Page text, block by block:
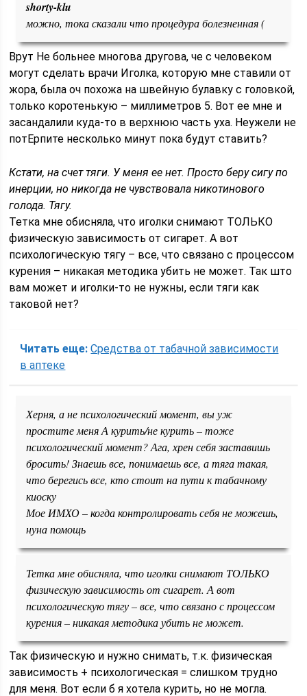
shorty-klu
можно, тока сказали что процедура болезненная (
Врут Не больнее многова другова, че с человеком
могут сделать врачи Иголка, которую мне ставили от
жора, была оч похожа на швейную булавку с головкой,
только коротенькую – миллиметров 5. Вот ее мне и
засандалили куда-то в верхнюю часть уха. Неужели не
потЕрпите несколько минут пока будут ставить?
Кстати, на счет тяги. У меня ее нет. Просто беру сигу по
инерции, но никогда не чувствовала никотинового
голода. Тягу.
Тетка мне обисняла, что иголки снимают ТОЛЬКО
физическую зависимость от сигарет. А вот
психологическую тягу – все, что связано с процессом
курения – никакая методика убить не может. Так што
вам может и иголки-то не нужны, если тяги как
таковой нет?
Читать еще: Средства от табачной зависимости
в аптеке
Херня, а не психологический момент, вы уж
простите меня А курить/не курить – тоже
психологический момент? Ага, хрен себя заставишь
бросить! Знаешь все, понимаешь все, а тяга такая,
что берегись все, кто стоит на пути к табачному
киоску
Мое ИМХО – когда контролировать себя не можешь,
нуна помощь
Тетка мне обисняла, что иголки снимают ТОЛЬКО
физическую зависимость от сигарет. А вот
психологическую тягу – все, что связано с процессом
курения – никакая методика убить не может.
Так физическую и нужно снимать, т.к. физическая
зависимость + психологическая = слишком трудно
для меня. Вот если б я хотела курить, но не могла.